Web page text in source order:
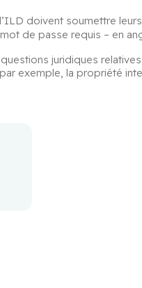
de passe requis – en
juridiques
exemple, la propriété